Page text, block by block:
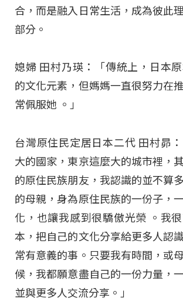
合，而是融入日常生活，成為彼此
部分。
媳婦 田村乃瑛：「傳統上，日本
的文化元素，但媽媽一直很努力在
常佩服她 。」
台灣原住民定居日本二代 田村昴
大的國家，東京這麼大的城市裡，
的原住民族朋友，我認識的並不算
的母親，身為原住民族的一份子，
化，也讓我感到很驕傲光榮 。我
本，把自己的文化分享給更多人認
常有意義的事。只要我有時間，或
候，我都願意盡自己的一份力量，
並與更多人交流分享。」